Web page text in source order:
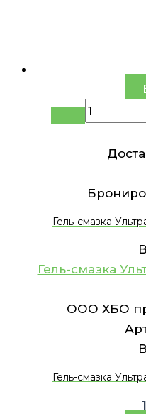
Гель-смазка
Гель-смазка
ООО ХБО
Гель-смазка